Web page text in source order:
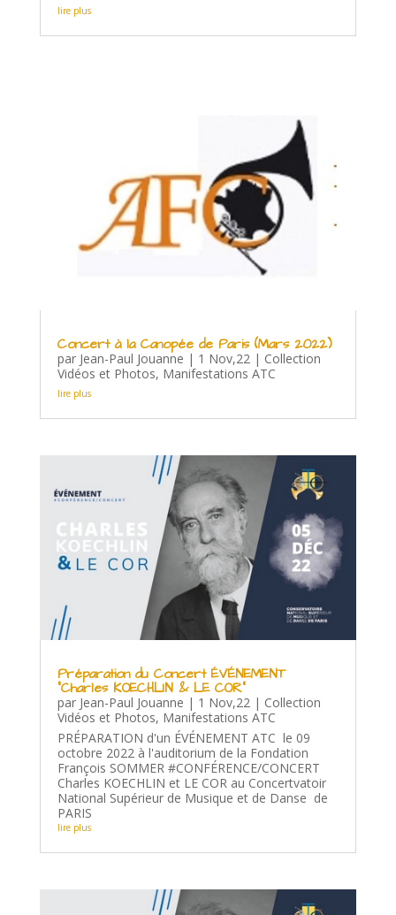
lire plus
Concert à la Canopée de Paris (Mars 2022)
par Jean-Paul Jouanne | 1 Nov,22 | Collection
Vidéos et Photos, Manifestations ATC
lire plus
Préparation du Concert ÉVÉNEMENT
“Charles KOECHLIN & LE COR”
par Jean-Paul Jouanne | 1 Nov,22 | Collection
Vidéos et Photos, Manifestations ATC
PRÉPARATION d'un ÉVÉNEMENT ATC le 09
octobre 2022 à l'auditorium de la Fondation
François SOMMER #CONFÉRENCE/CONCERT
Charles KOECHLIN et LE COR au Concertvatoir
National Supérieur de Musique et de Danse de
PARIS
lire plus